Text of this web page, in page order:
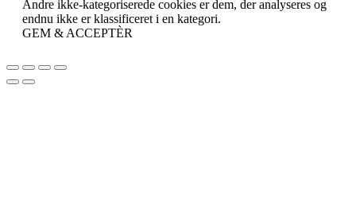
Andre ikke-kategoriserede cookies er dem, der analyseres og
endnu ikke er klassificeret i en kategori.
GEM & ACCEPTÈR